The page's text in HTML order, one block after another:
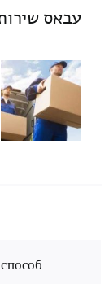
עבאס